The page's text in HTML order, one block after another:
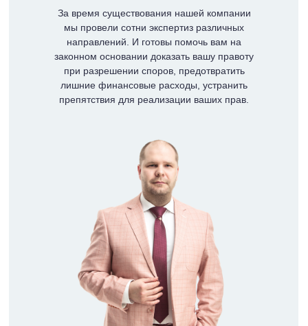
За время существования нашей компании
мы провели сотни экспертиз различных
направлений. И готовы помочь вам на
законном основании доказать вашу правоту
при разрешении споров, предотвратить
лишние финансовые расходы, устранить
препятствия для реализации ваших прав.